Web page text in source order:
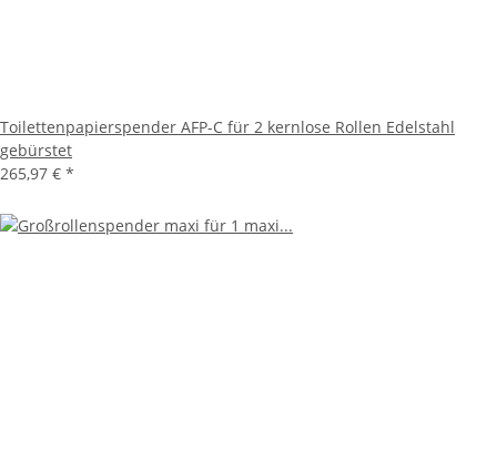
Toilettenpapierspender AFP-C für 2 kernlose Rollen Edelstahl
gebürstet
265,97 € *